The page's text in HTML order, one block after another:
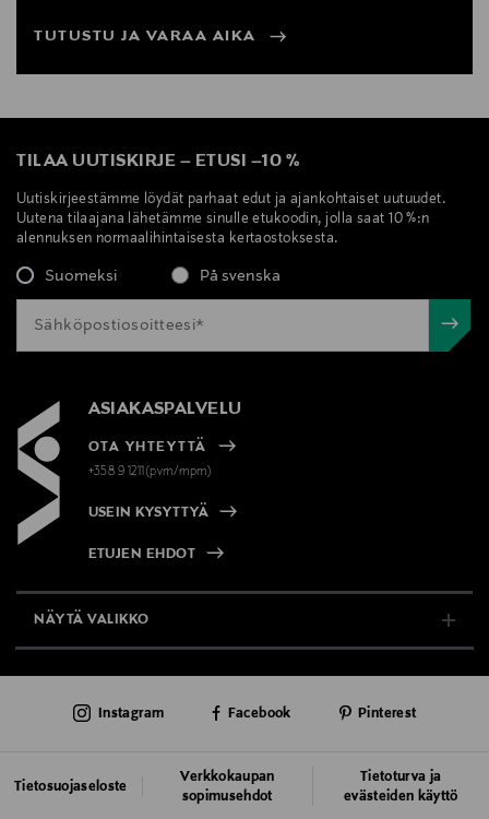
TUTUSTU JA VARAA AIKA
TILAA UUTISKIRJE – ETUSI –10 %
Uutiskirjeestämme löydät parhaat edut ja ajankohtaiset uutuudet.
Uutena tilaajana lähetämme sinulle etukoodin, jolla saat 10 %:n
alennuksen normaalihintaisesta kertaostoksesta.
Suomeksi På svenska
ASIAKASPALVELU
OTA YHTEYTTÄ
+358 9 1211(pvm/mpm)
USEIN KYSYTTYÄ
ETUJEN EHDOT
NÄYTÄ VALIKKO
AJANKOHTAISTA
Tietosuojaseloste
Verkkokaupan
sopimusehdot
Tietoturva ja
evästeiden käyttö
Instagram Facebook Pinterest